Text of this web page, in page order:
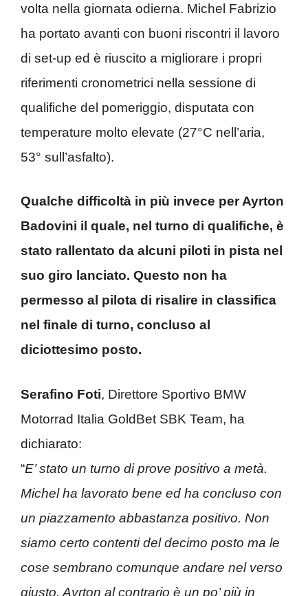
volta nella giornata odierna. Michel Fabrizio
ha portato avanti con buoni riscontri il lavoro
di set-up ed è riuscito a migliorare i propri
riferimenti cronometrici nella sessione di
qualifiche del pomeriggio, disputata con
temperature molto elevate (27°C nell’aria,
53° sull’asfalto).
Qualche difficoltà in più invece per Ayrton
Badovini il quale, nel turno di qualifiche, è
stato rallentato da alcuni piloti in pista nel
suo giro lanciato. Questo non ha
permesso al pilota di risalire in classifica
nel finale di turno, concluso al
diciottesimo posto.
Serafino Foti, Direttore Sportivo BMW
Motorrad Italia GoldBet SBK Team, ha
dichiarato:
“E’ stato un turno di prove positivo a metà.
Michel ha lavorato bene ed ha concluso con
un piazzamento abbastanza positivo. Non
siamo certo contenti del decimo posto ma le
cose sembrano comunque andare nel verso
giusto. Ayrton al contrario è un po’ più in